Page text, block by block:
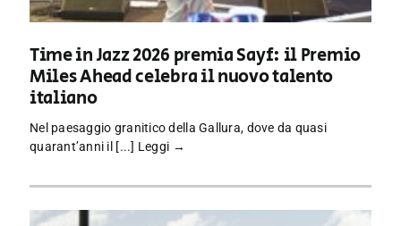
Time in Jazz 2026 premia Sayf: il Premio
Miles Ahead celebra il nuovo talento
italiano
Nel paesaggio granitico della Gallura, dove da quasi
quarant’anni il [...] Leggi →